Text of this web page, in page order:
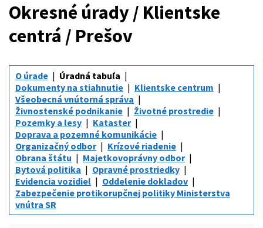
Okresné úrady / Klientske
centrá / Prešov
O úrade
Úradná tabuľa
Dokumenty na stiahnutie
Klientske centrum
Všeobecná vnútorná správa
Živnostenské podnikanie
Životné prostredie
Pozemky a lesy
Kataster
Doprava a pozemné komunikácie
Organizačný odbor
Krízové riadenie
Obrana štátu
Majetkovoprávny odbor
Bytová politika
Opravné prostriedky
Evidencia vozidiel
Oddelenie dokladov
Zabezpečenie protikorupčnej politiky Ministerstva
vnútra SR